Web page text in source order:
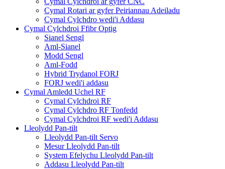
Cymal Rotari ar gyfer Peiriannau Adeiladu
Cymal Cylchdro wedi'i Addasu
Cymal Cylchdroi Ffibr Optig
Sianel Sengl
Aml-Sianel
Modd Sengl
Aml-Fodd
Hybrid Trydanol FORJ
FORJ wedi'i addasu
Cymal Amledd Uchel RF
Cymal Cylchdroi RF
Cymal Cylchdro RF Tonfedd
Cymal Cylchdroi RF wedi'i Addasu
Lleolydd Pan-tilt
Lleolydd Pan-tilt Servo
Mesur Lleolydd Pan-tilt
System Efelychu Lleolydd Pan-tilt
Addasu Lleolydd Pan-tilt